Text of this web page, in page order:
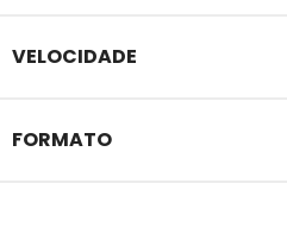
VELOCIDADE
FORMATO